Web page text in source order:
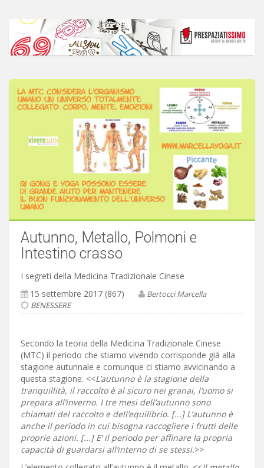
Autunno, Metallo, Polmoni e
Intestino crasso
I segreti della Medicina Tradizionale Cinese
15 settembre 2017 (867)
Bertocci Marcella
BENESSERE
Secondo la teoria della Medicina Tradizionale Cinese
(MTC) il periodo che stiamo vivendo corrisponde già alla
stagione autunnale e comunque ci stiamo avvicinando a
questa stagione. <<L’autunno è la stagione della
tranquillità, il raccolto è al sicuro nei granai, l’uomo si
prepara all’inverno. I tre mesi dell’autunno sono
chiamati del raccolto e dell’equilibrio. [...] L’autunno è
anche il periodo in cui bisogna raccogliere i frutti delle
proprie azioni. [...] E’ il periodo per affinare la propria
capacità di guardarsi all’interno di se stessi.>>